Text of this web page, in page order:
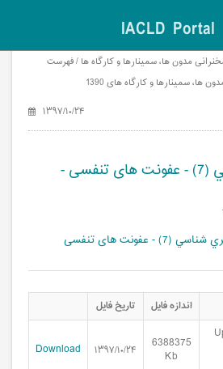
IACLD Portal
مدون ها، سمینارها و کارگاه ها / فهرست
ها، سمینارها و کارگاه های 1390
۱۳۹۷/۱۰/۲۴
مدون باكتري شناسي (7) - عفونت های تنفسی -
عفونت های تنفسی
اندازه فایل
تاریخ فایل
6388375
Kb ۱۳۹۷/۱۰/۲۴ Download